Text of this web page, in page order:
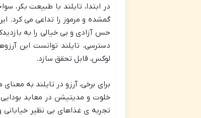
در ابتدا، تایلند با طبیعت بکر،
گمشده و مرموز را تداعی می کرد.
حس آزادی و بی خیالی را به
دسترسی، تایلند توانست این
لوکس، قابل تحقق سازد.
برای برخی، آرزو در تایلند به
خلوت و مدیتیشن در معابد
تجربه ی غذاهای بی نظیر خیابانی